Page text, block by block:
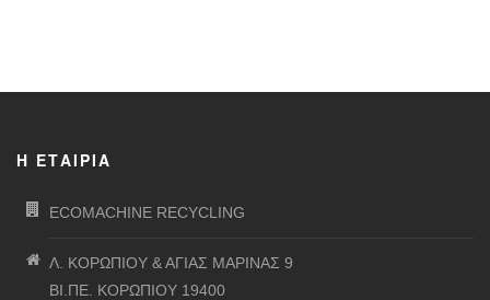
Η ΕΤΑΙΡΊΑ
ECOMACHINE RECYCLING
Λ. ΚΟΡΩΠΙΟΥ & ΑΓΙΑΣ ΜΑΡΙΝΑΣ 9
ΒΙ.ΠΕ. ΚΟΡΩΠΙΟΥ 19400